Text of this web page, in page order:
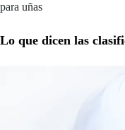
para uñas
Lo que dicen las